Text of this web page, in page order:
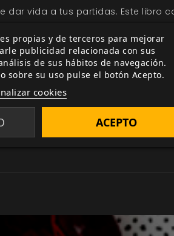
dar vida a tus partidas. Este libro
personalizar para llevar tu
espacial necesita. Aprende a
de magia a medida de
que quieras soñar.
propias y de terceros para mejorar
publicidad relacionada con sus
de sus hábitos de navegación.
sobre su uso pulse el botón Acepto.
cookies
ACEPTO